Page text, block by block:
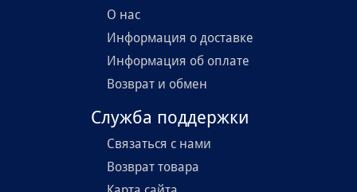
О нас
Информация о доставке
Информация об оплате
Возврат и обмен
Служба поддержки
Связаться с нами
Возврат товара